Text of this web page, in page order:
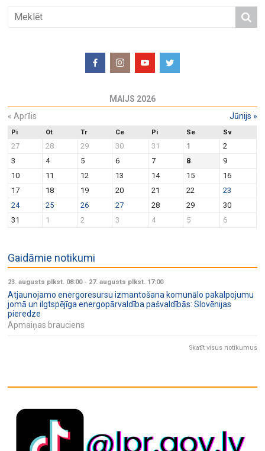
d
s
N
a
v
g
a
t
n
N
t
i
o
n
MAIJS 2026
« Aprīlis Jūnijs »
Pi Ot Tr Ce Pi Se Sv
27 28 29 30 31 1
2
3
4 5 6 7 8
9
10
11 12 13 14 15
16
17
18 19 20 21 22
23
24
25 26 27 28 29
30
31
1 2 3 4 5 6
Gaidāmie notikumi
23. augusts plkst. 08:00- 27. augusts plkst. 17:00
Atjaunojamo energoresursu izmantošana komunālo pakalpojumu
jomā un ilgtspējīga energopārvaldība pašvaldībās: Slovēnijas
pieredze
Apmaiņas brauciens
Skatīt visus notikumus